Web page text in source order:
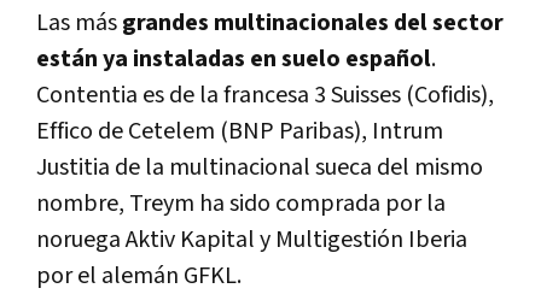
Las másgrandes multinacionales del sector
están ya instaladas en suelo español.
Contentia es de la francesa 3 Suisses (Cofidis),
Effico de Cetelem (BNP Paribas), Intrum
Justitia de la multinacional sueca del mismo
nombre, Treym ha sido comprada por la
noruega Aktiv Kapital y Multigestión Iberia
por el alemán GFKL.